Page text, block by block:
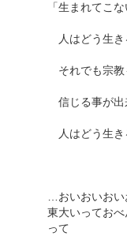
「生まれてこ
人はどう生き
それでも宗教
信じる事が出
人はどう生き
…おいおいおい
東大いってお
って